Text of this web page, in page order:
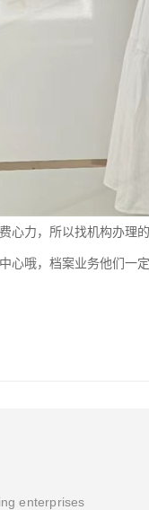
心力，所以找机构办理
心哦，档案业务他们一定
enterprises